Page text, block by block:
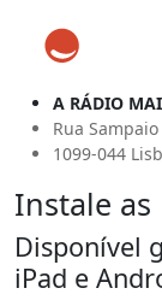
A RÁDIO
Rua
1099-044
Instale as
Disponível
iPad e